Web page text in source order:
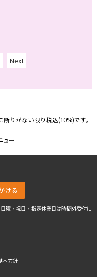
Next
りがない限り税込(10%)です。
ュー
ける
曜・祝日・指定休業日は時間外受付に
本方針